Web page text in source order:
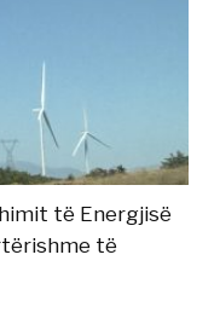
të Energjisë
të